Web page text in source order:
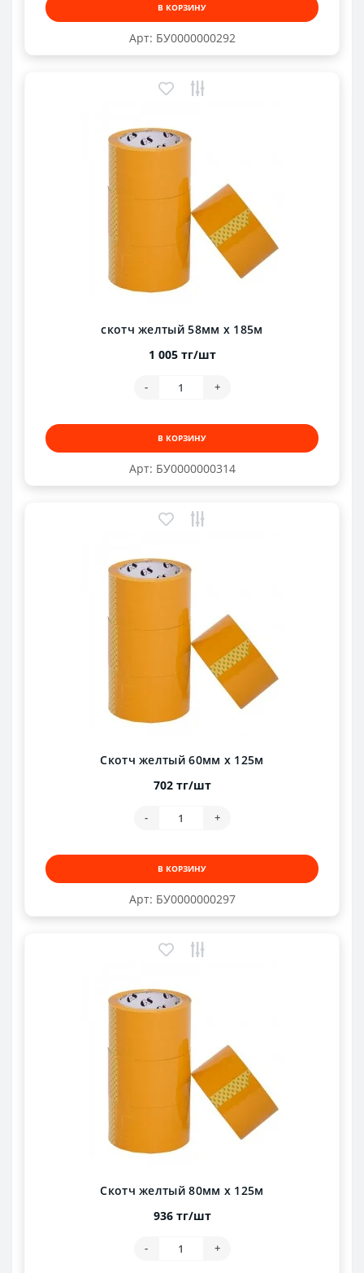
Арт: БУ0000000292
В КОРЗИНУ
Арт: БУ0000000314
скотч желтый 58мм х 185м
1 005 тг/шт
- +
В КОРЗИНУ
Арт: БУ0000000297
Скотч желтый 60мм х 125м
702 тг/шт
- +
В КОРЗИНУ
Скотч желтый 80мм х 125м
936 тг/шт
- +